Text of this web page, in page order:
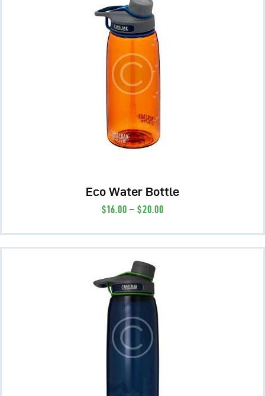
Eco Water Bottle
$16 00 – $20 00